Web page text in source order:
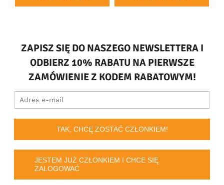
ZAPISZ SIĘ DO NASZEGO NEWSLETTERA I
ODBIERZ 10% RABATU NA PIERWSZE
ZAMÓWIENIE Z KODEM RABATOWYM!
TAK, CHCĘ ZOSTAĆ CZŁONKIEM!
JESTEM JUŻ CZŁONKIEM I CHCE SIĘ
ZALOGOWAĆ